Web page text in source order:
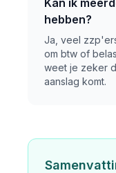
Kan ik
hebben?
Ja, veel
om btw of
weet je zeker
aanslag komt.